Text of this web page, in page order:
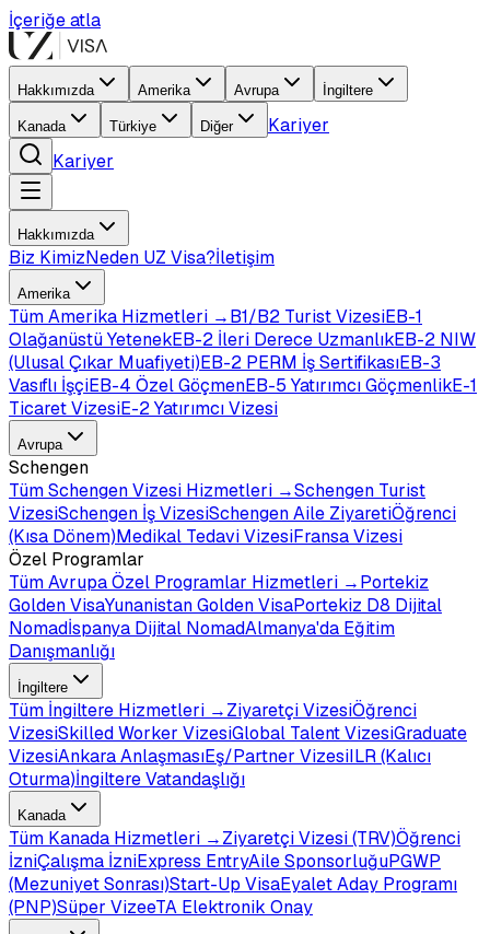
İçeriğe atla
Hakkımızda Amerika Avrupa İngiltere
Kanada Türkiye Diğer
Kariyer
Kariyer
Hakkımızda
Biz KimizNeden UZ Visa?İletişim
Amerika
TümAmerika Hizmetleri →B1/B2 Turist VizesiEB-1
Olağanüstü YetenekEB-2 İleri Derece UzmanlıkEB-2 NIW
(Ulusal Çıkar Muafiyeti)EB-2 PERM İş SertifikasıEB-3
Vasıflı İşçiEB-4 Özel GöçmenEB-5 Yatırımcı GöçmenlikE-1
Ticaret VizesiE-2 Yatırımcı Vizesi
Avrupa
Schengen
TümSchengen Vizesi Hizmetleri →Schengen Turist
VizesiSchengen İş VizesiSchengen Aile ZiyaretiÖğrenci
(Kısa Dönem)Medikal Tedavi VizesiFransa Vizesi
Özel Programlar
TümAvrupa Özel Programlar Hizmetleri →Portekiz
Golden VisaYunanistan Golden VisaPortekiz D8 Dijital
Nomadİspanya Dijital NomadAlmanya'da Eğitim
Danışmanlığı
İngiltere
Tüm İngiltere Hizmetleri →Ziyaretçi VizesiÖğrenci
VizesiSkilled Worker VizesiGlobal Talent VizesiGraduate
VizesiAnkara AnlaşmasıEş/Partner VizesiILR (Kalıcı
Oturma)İngiltere Vatandaşlığı
Kanada
Tüm Kanada Hizmetleri →Ziyaretçi Vizesi (TRV)Öğrenci
İzniÇalışma İzniExpress EntryAile SponsorluğuPGWP
(Mezuniyet Sonrası)Start-Up VisaEyalet Aday Programı
(PNP)Süper VizeeTA Elektronik Onay